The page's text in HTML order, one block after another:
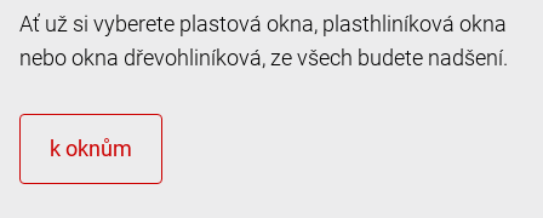
Ať už si vyberete plastová okna, plasthliníková okna
nebo okna dřevohliníková, ze všech budete nadšení.